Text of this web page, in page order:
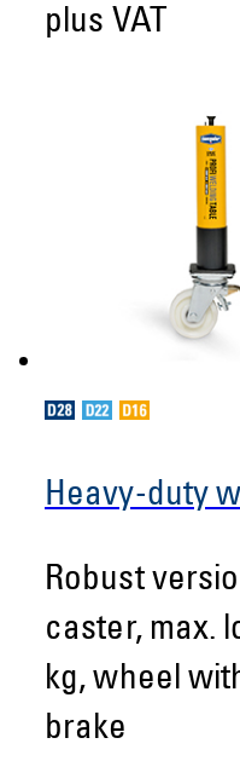
plus VAT
Heavy-duty
Robust
caster, max.
kg, wheel
brake